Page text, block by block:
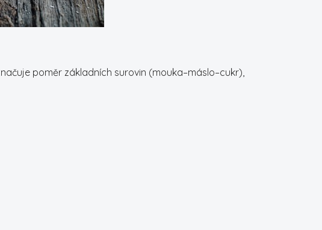
poměr základních surovin (mouka–máslo–cukr),